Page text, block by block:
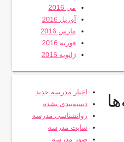
می 2016
آوریل 2016
مارس 2016
فوریه 2016
ژانویه 2016
اخبار مدرسه جدید
دسته‌بندی نشده
روانشناسی مدرسه
سایت مدرسه
صور مدرسه